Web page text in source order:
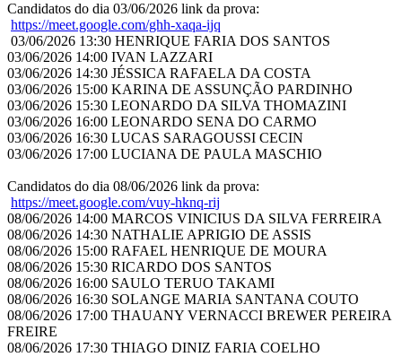
Candidatos do dia 03/06/2026 link da prova:
https://meet.google.com/ghh-xaqa-ijq
03/06/2026 13:30 HENRIQUE FARIA DOS SANTOS
03/06/2026 14:00 IVAN LAZZARI
03/06/2026 14:30 JÉSSICA RAFAELA DA COSTA
03/06/2026 15:00 KARINA DE ASSUNÇÃO PARDINHO
03/06/2026 15:30 LEONARDO DA SILVA THOMAZINI
03/06/2026 16:00 LEONARDO SENA DO CARMO
03/06/2026 16:30 LUCAS SARAGOUSSI CECIN
03/06/2026 17:00 LUCIANA DE PAULA MASCHIO
Candidatos do dia 08/06/2026 link da prova:
https://meet.google.com/vuy-hknq-rij
08/06/2026 14:00 MARCOS VINICIUS DA SILVA FERREIRA
08/06/2026 14:30 NATHALIE APRIGIO DE ASSIS
08/06/2026 15:00 RAFAEL HENRIQUE DE MOURA
08/06/2026 15:30 RICARDO DOS SANTOS
08/06/2026 16:00 SAULO TERUO TAKAMI
08/06/2026 16:30 SOLANGE MARIA SANTANA COUTO
08/06/2026 17:00 THAUANY VERNACCI BREWER PEREIRA
FREIRE
08/06/2026 17:30 THIAGO DINIZ FARIA COELHO